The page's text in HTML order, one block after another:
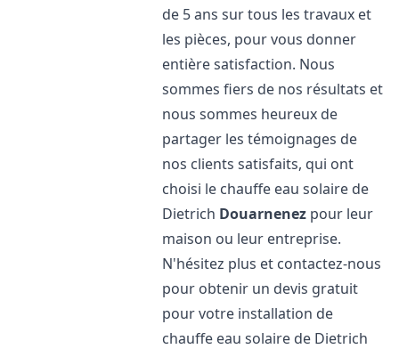
de 5 ans sur tous les travaux et
les pièces, pour vous donner
entière satisfaction. Nous
sommes fiers de nos résultats et
nous sommes heureux de
partager les témoignages de
nos clients satisfaits, qui ont
choisi le chauffe eau solaire de
Dietrich Douarnenez pour leur
maison ou leur entreprise.
N'hésitez plus et contactez-nous
pour obtenir un devis gratuit
pour votre installation de
chauffe eau solaire de Dietrich